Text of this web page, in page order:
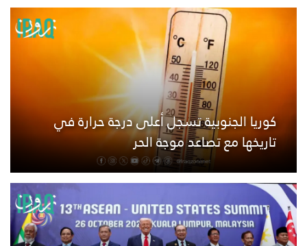
كوريا الجنوبية تسجل أعلى درجة حرارة في
تاريخها مع تصاعد موجة الحر